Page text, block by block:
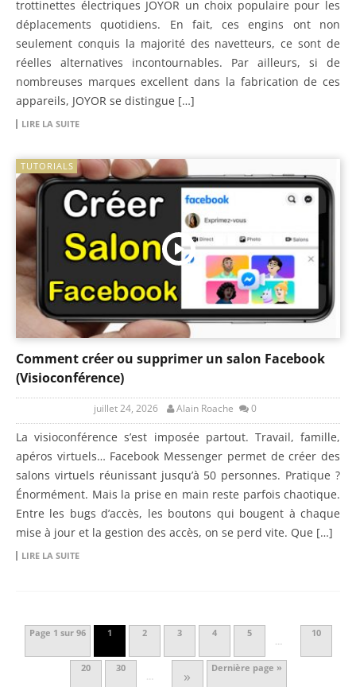
trottinettes électriques JOYOR un choix populaire pour les
déplacements quotidiens. En fait, ces engins ont non
seulement conquis la majorité des navetteurs, ce sont de
réelles alternatives incontournables. Par ailleurs, si de
nombreuses marques excellent dans la fabrication de ces
appareils, JOYOR se distingue […]
LIRE LA SUITE
TUTORIALS
Comment créer ou supprimer un salon Facebook
(Visioconférence)
juillet 24, 2026 Alain Roache 0
La visioconférence s’est imposée partout. Travail, famille,
apéros virtuels… Facebook Messenger permet de créer des
salons virtuels réunissant jusqu’à 50 personnes. Pratique ?
Énormément. Mais la prise en main reste parfois chaotique.
Entre les bugs d’accès, les boutons qui bougent à chaque
mise à jour et la gestion des accès, on se perd vite. Que […]
LIRE LA SUITE
Page 1 sur 96 1 2 3 4 5
…
10
20 30
… » Dernière page »